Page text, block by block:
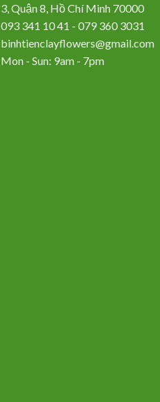
3, Quận 8, Hồ Chí Minh 70000
093 341 10 41 - 079 360 3031
binhtienclayflowers@gmail.com
Mon - Sun: 9am - 7pm